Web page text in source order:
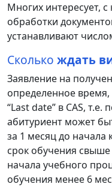
Многих интересует, с
обработки
устанавливают
Сколько ждать
Заявление на
определенное время,
“Lastdate” в CAS, т.е.
абитуриент может
за 1 месяцдо начала
срок обучения свыше
начала учебного
обучения менее 6